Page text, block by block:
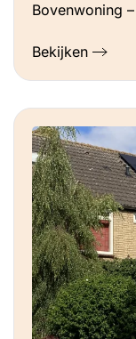
Bovenwoning
Bekijken